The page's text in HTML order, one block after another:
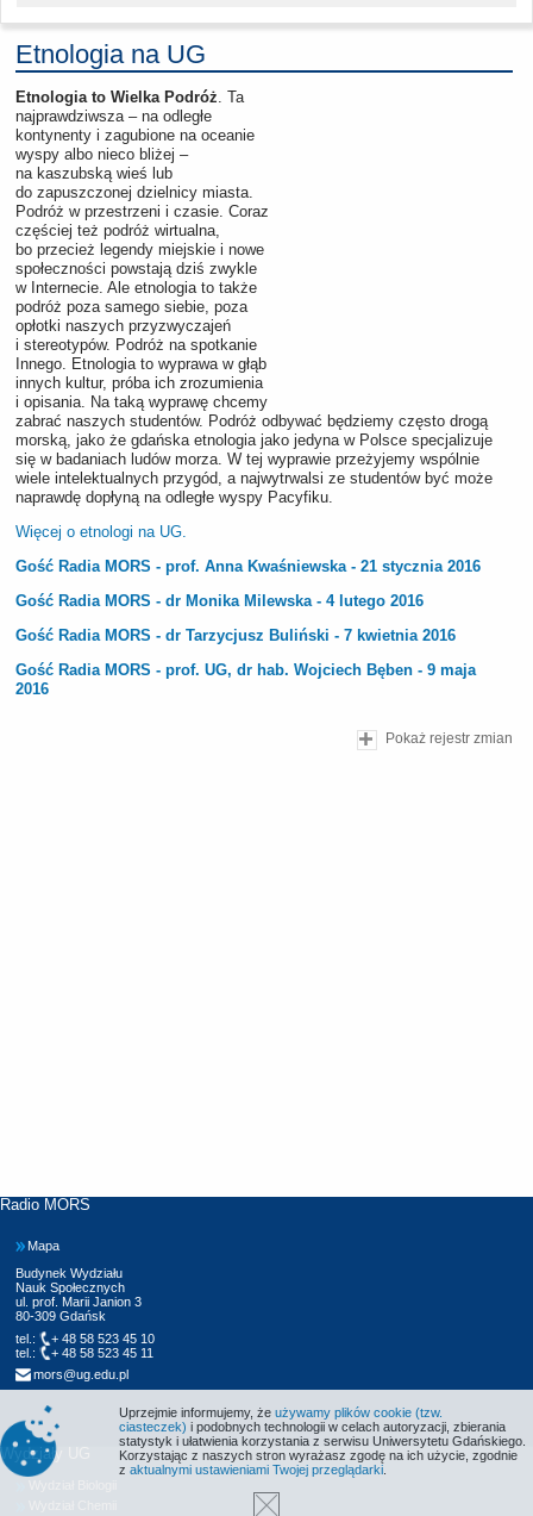
Etnologia na UG
Etnologia to Wielka Podróż . Ta
najprawdziwsza – na odległe
kontynenty i zagubione na oceanie
wyspy albo nieco bliżej –
na kaszubską wieś lub
do zapuszczonej dzielnicy miasta.
Podróż w przestrzeni i czasie. Coraz
częściej też podróż wirtualna,
bo przecież legendy miejskie i nowe
społeczności powstają dziś zwykle
w Internecie. Ale etnologia to także
podróż poza samego siebie, poza
opłotki naszych przyzwyczajeń
i stereotypów. Podróż na spotkanie
Innego. Etnologia to wyprawa w głąb
innych kultur, próba ich zrozumienia
i opisania. Na taką wyprawę chcemy
zabrać naszych studentów. Podróż odbywać będziemy często drogą
morską, jako że gdańska etnologia jako jedyna w Polsce specjalizuje
się w badaniach ludów morza. W tej wyprawie przeżyjemy wspólnie
wiele intelektualnych przygód, a najwytrwalsi ze studentów być może
naprawdę dopłyną na odległe wyspy Pacyfiku.
Więcej o etnologi na UG.
Gość Radia MORS - prof. Anna Kwaśniewska - 21 stycznia 2016
Gość Radia MORS - dr Monika Milewska - 4 lutego 2016
Gość Radia MORS - dr Tarzycjusz Buliński - 7 kwietnia 2016
Gość Radia MORS - prof. UG, dr hab. Wojciech Bęben - 9 maja
2016
Pokaż rejestr zmian
Radio MORS
Mapa
Budynek Wydziału
Nauk Społecznych
ul. prof. Marii Janion 3
80-309 Gdańsk
tel.:
+ 48 58 523 45 10
tel.:
+ 48 58 523 45 11
mors@ug.edu.pl
Wydziały UG
Uprzejmie informujemy, że używamy plików cookie (tzw.
ciasteczek) i podobnych technologii w celach autoryzacji, zbierania
statystyk i ułatwienia korzystania z serwisu Uniwersytetu Gdańskiego.
Korzystając z naszych stron wyrażasz zgodę na ich użycie, zgodnie
z aktualnymi ustawieniami Twojej przeglądarki